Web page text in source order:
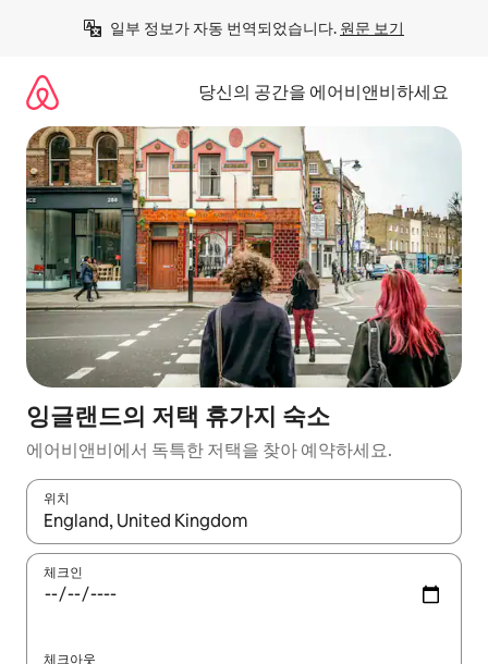
일부 정보가 자동 번역되었습니다. 원문 보기
당신의 공간을 에어비앤비하세요
잉글랜드의 저택 휴가지 숙소
에어비앤비에서 독특한 저택을 찾아 예약하세요.
위치
결과가 나오면 위·아래 화살표 키를 사용하거나 터치 또는 스와이
체크인
체크아웃